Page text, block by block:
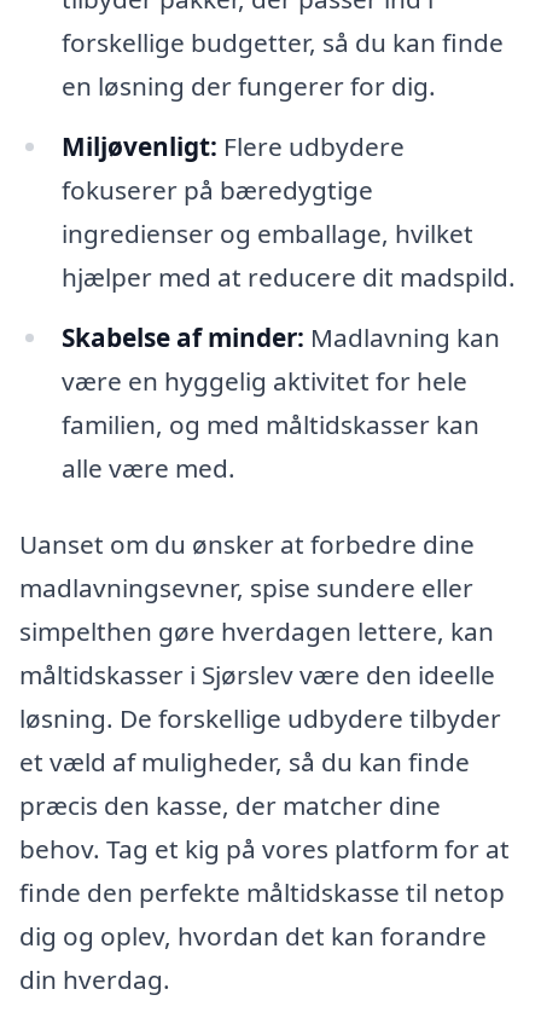
forskellige budgetter, så du kan finde
en løsning der fungerer for dig.
Miljøvenligt: Flere udbydere
fokuserer på bæredygtige
ingredienser og emballage, hvilket
hjælper med at reducere dit madspild.
Skabelse af minder: Madlavning kan
være en hyggelig aktivitet for hele
familien, og med måltidskasser kan
alle være med.
Uanset om du ønsker at forbedre dine
madlavningsevner, spise sundere eller
simpelthen gøre hverdagen lettere, kan
måltidskasser i Sjørslev være den ideelle
løsning. De forskellige udbydere tilbyder
et væld af muligheder, så du kan finde
præcis den kasse, der matcher dine
behov. Tag et kig på vores platform for at
finde den perfekte måltidskasse til netop
dig og oplev, hvordan det kan forandre
din hverdag.